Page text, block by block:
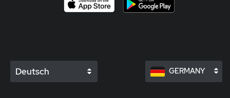
Deutsch GERMANY